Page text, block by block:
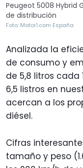
Peugeot 5008 Hybrid
de distribución
Foto: Motor1.com España
Analizada la
de consumo y
de 5,8 litros
6,5 listros en
acercan a los
diésel.
Cifras
tamaño y peso